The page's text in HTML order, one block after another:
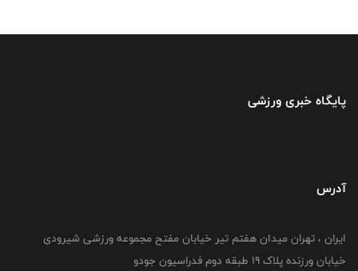
پایگاه خبری ورزشی
آدرس
ایران ، تهران میدان هفتم تیر خیابان مفتح مجموعه ورزشی شیرودی
خیابان ورزنده پلاک ۱۹ طبقه دوم فدراسیون جودو